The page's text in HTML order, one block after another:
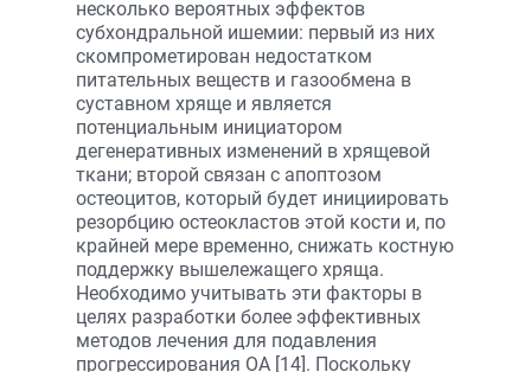
несколько вероятных эффектов
субхондральной ишемии: первый из них
скомпрометирован недостатком
питательных веществ и газообмена в
суставном хряще и является
потенциальным инициатором
дегенеративных изменений в хрящевой
ткани; второй связан с апоптозом
остеоцитов, который будет инициировать
резорбцию остеокластов этой кости и, по
крайней мере временно, снижать костную
поддержку вышележащего хряща.
Необходимо учитывать эти факторы в
целях разработки более эффективных
методов лечения для подавления
прогрессирования ОА [14]. Поскольку